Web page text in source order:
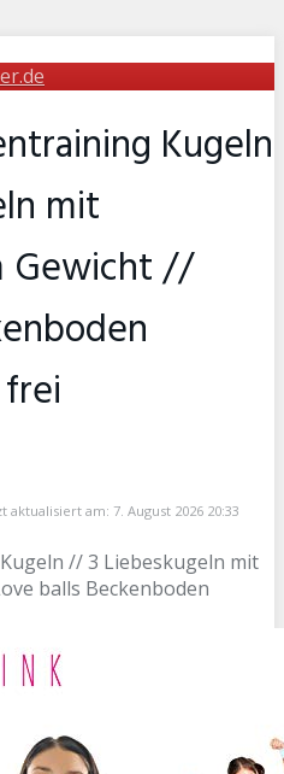
Kugeln
mit
Gewicht //
aktualisiert am: 7. August 2026 20:33